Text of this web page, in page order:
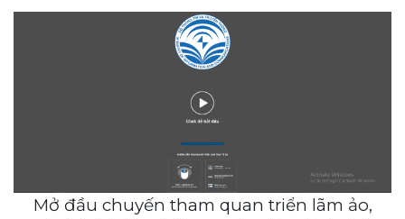
Mở đầu chuyến tham quan triển lãm ảo,